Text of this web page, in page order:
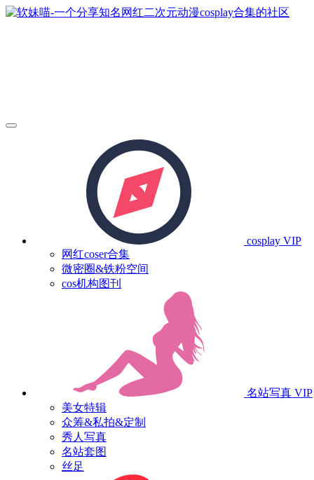
cosplay VIP
网红coser合集
微密圈&铁粉空间
cos机构图刊
名站写真 VIP
美女特辑
众筹&私拍&定制
秀人写真
名站套图
丝足